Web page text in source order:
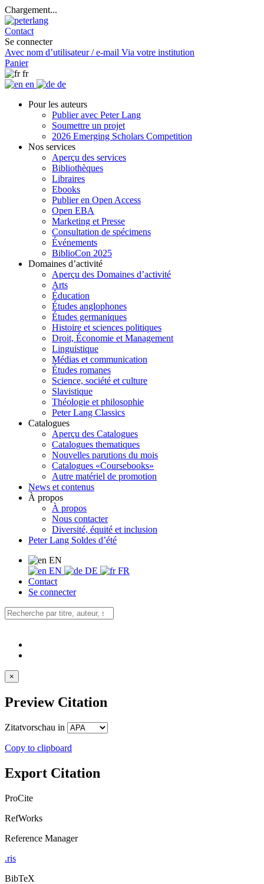
Chargement...
Contact
Se connecter
Avec nom d’utilisateur / e-mail Via votre institution
Panier
fr
en
de
Pour les auteurs
Publier avec Peter Lang
Soumettre un projet
2026 Emerging Scholars Competition
Nos services
Aperçu des services
Bibliothèques
Libraires
Ebooks
Publier en Open Access
Open EBA
Marketing et Presse
Consultation de spécimens
Événements
BiblioCon 2025
Domaines d’activité
Aperçu des Domaines d’activité
Arts
Éducation
Études anglophones
Études germaniques
Histoire et sciences politiques
Droit, Économie et Management
Linguistique
Médias et communication
Études romanes
Science, société et culture
Slavistique
Théologie et philosophie
Peter Lang Classics
Catalogues
Aperçu des Catalogues
Catalogues thematiques
Nouvelles parutions du mois
Catalogues «Coursebooks»
Autre matériel de promotion
News et contenus
À propos
À propos
Nous contacter
Diversité, équité et inclusion
Peter Lang Soldes d’été
EN
EN
DE
FR
Contact
Se connecter
×
Preview Citation
Zitatvorschau in
Copy to clipboard
Export Citation
ProCite
RefWorks
Reference Manager
.ris
BibTeX